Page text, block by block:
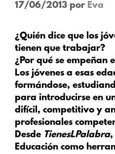
17/06/2013 por Eva
¿Quién dice que los
tienen que trabajar?
¿Por qué se empeñan
Los jóvenes a esas
formándose,
para introducirse en
difícil, competitivo y
profesionales
Desde TienesLPalabra,
Educación como